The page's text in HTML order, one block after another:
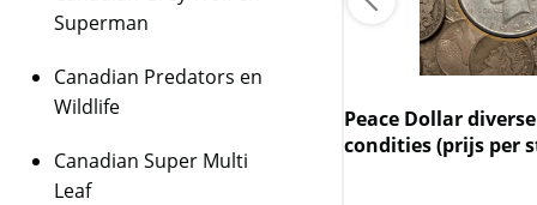
Zilvergehalte:
Jaren geslagen
Munttekens:
zilveren 1 dollar (1958-1967)
Peace Dollar
condities (prijs per
Superman
Canadian Predators en
Wildlife
Canadian Super Multi
Leaf